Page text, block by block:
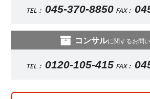
TEL： 045-370-8850 FAX：
コンサルに関するお問
TEL： 0120-105-415 FAX：